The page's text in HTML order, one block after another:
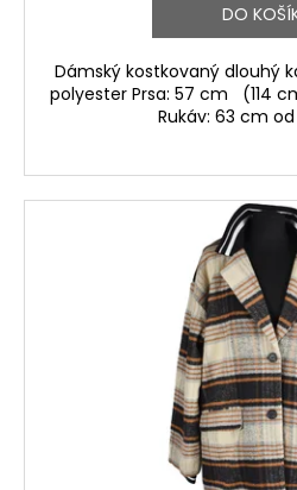
DO
Dámský kostkovaný dlouhý
polyester Prsa: 57 cm (114
Rukáv: 63 cm